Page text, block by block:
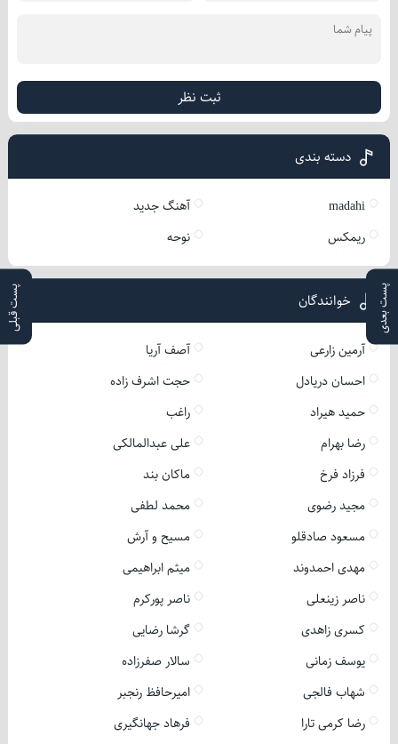
پست بعدی پست قبلی
ثبت نظر
دسته بندی
madahi
آهنگ جدید
ریمکس
نوحه
خوانندگان
آرمین زارعی
آصف آریا
احسان دریادل
حجت اشرف زاده
حمید هیراد
راغب
رضا بهرام
علی عبدالمالکی
فرزاد فرخ
ماکان بند
مجید رضوی
محمد لطفی
مسعود صادقلو
مسیح و آرش
مهدی احمدوند
میثم ابراهیمی
ناصر زینعلی
ناصر پورکرم
کسری زاهدی
گرشا رضایی
یوسف زمانی
سالار صفرزاده
شهاب فالجی
امیرحافظ رنجبر
رضا کرمی تارا
فرهاد جهانگیری